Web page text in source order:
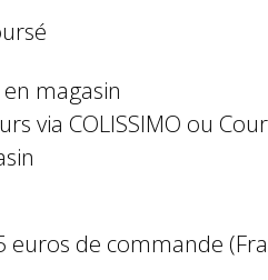
magasin
via COLISSIMO ou
euros de commande